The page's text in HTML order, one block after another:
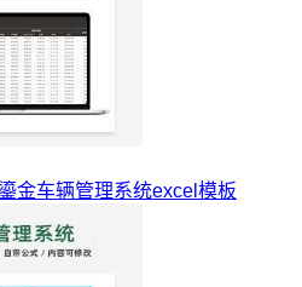
金车辆管理系统excel模板